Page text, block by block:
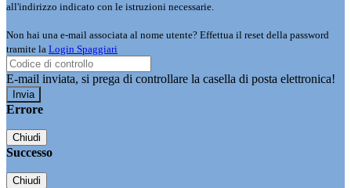
all'indirizzo indicato con le istruzioni necessarie.
Non hai una e-mail associata al nome utente? Effettua il reset della password
tramite la Login Spaggiari
E-mail inviata, si prega di controllare la casella di posta elettronica!
Errore
Chiudi
Successo
Chiudi